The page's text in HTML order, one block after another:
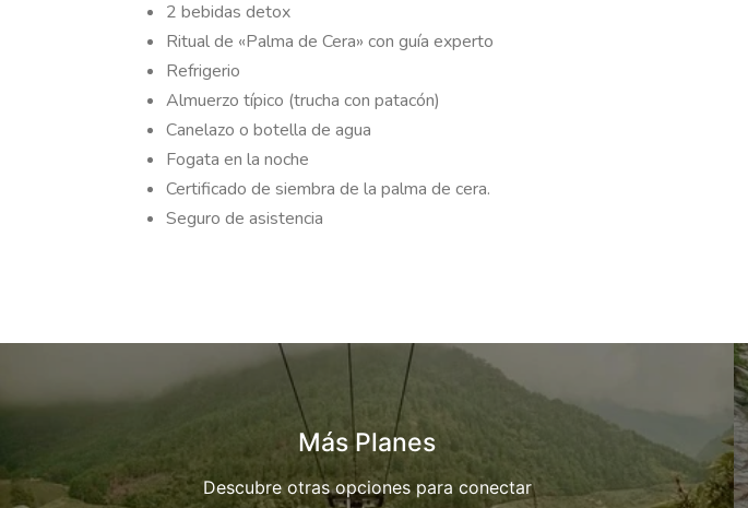
2 bebidas detox
Ritual de «Palma de Cera» con guía experto
Refrigerio
Almuerzo típico (trucha con patacón)
Canelazo o botella de agua
Fogata en la noche
Certificado de siembra de la palma de cera.
Seguro de asistencia
Más Planes
Descubre otras opciones para conectar